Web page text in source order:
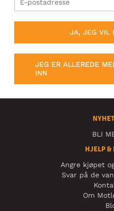
JA, JEG VIL
JEG ER ALLEREDE
INN
BLI
HJELP &
Angre kjøpet
Svar på de
Om